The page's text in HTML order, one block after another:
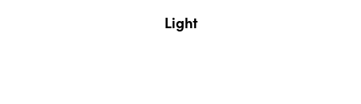
Light